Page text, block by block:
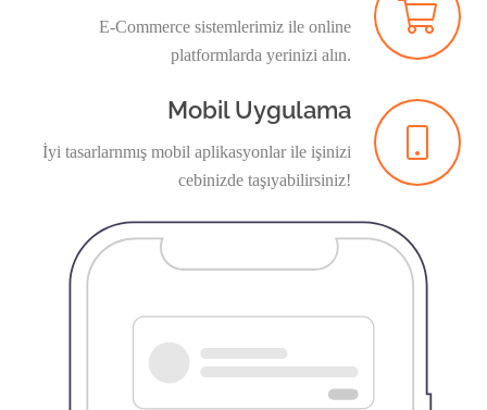
E-Commerce sistemlerimiz ile online
platformlarda yerinizi alın.
Mobil Uygulama
İyi tasarlarnmış mobil aplikasyonlar ile işinizi
cebinizde taşıyabilirsiniz!